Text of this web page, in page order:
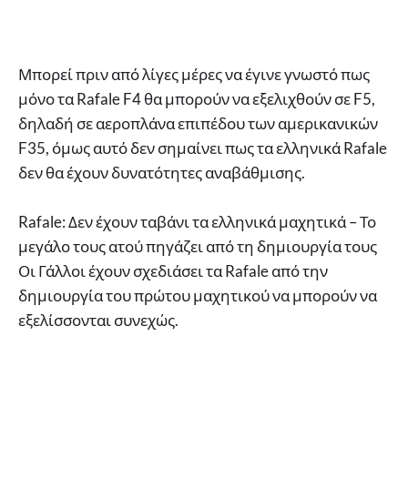
Μπορεί πριν από λίγες μέρες να έγινε γνωστό πως
μόνο τα Rafale F4 θα μπορούν να εξελιχθούν σε F5,
δηλαδή σε αεροπλάνα επιπέδου των αμερικανικών
F35, όμως αυτό δεν σημαίνει πως τα ελληνικά Rafale
δεν θα έχουν δυνατότητες αναβάθμισης.
Rafale: Δεν έχουν ταβάνι τα ελληνικά μαχητικά – Το
μεγάλο τους ατού πηγάζει από τη δημιουργία τους
Οι Γάλλοι έχουν σχεδιάσει τα Rafale από την
δημιουργία του πρώτου μαχητικού να μπορούν να
εξελίσσονται συνεχώς.